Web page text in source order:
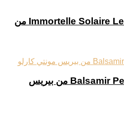
عطر Immortelle Solaire Les Indémodables من
عطر Balsamir Perris Monte Carlo من بيريس